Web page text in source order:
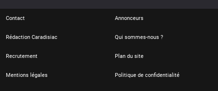
Contact Annonceurs
Rédaction Caradisiac Qui sommes-nous ?
Recrutement Plan du site
Mentions légales Politique de confidentialité